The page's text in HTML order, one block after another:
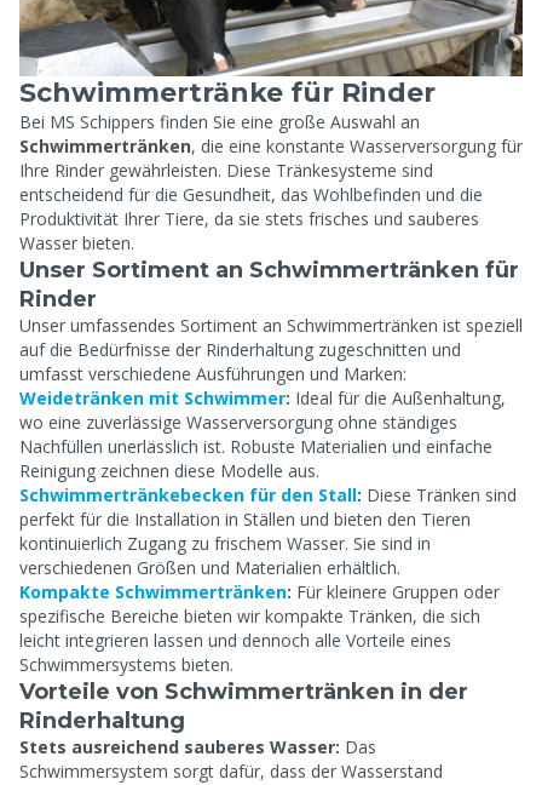
Schwimmertränke für Rinder
Bei MS Schippers finden Sie eine große Auswahl an
Schwimmertränken, die eine konstante Wasserversorgung für
Ihre Rinder gewährleisten. Diese Tränkesysteme sind
entscheidend für die Gesundheit, das Wohlbefinden und die
Produktivität Ihrer Tiere, da sie stets frisches und sauberes
Wasser bieten.
Unser Sortiment an Schwimmertränken für
Rinder
Unser umfassendes Sortiment an Schwimmertränken ist speziell
auf die Bedürfnisse der Rinderhaltung zugeschnitten und
umfasst verschiedene Ausführungen und Marken:
Weidetränken mit Schwimmer: Ideal für die Außenhaltung,
wo eine zuverlässige Wasserversorgung ohne ständiges
Nachfüllen unerlässlich ist. Robuste Materialien und einfache
Reinigung zeichnen diese Modelle aus.
Schwimmertränkebecken für den Stall: Diese Tränken sind
perfekt für die Installation in Ställen und bieten den Tieren
kontinuierlich Zugang zu frischem Wasser. Sie sind in
verschiedenen Größen und Materialien erhältlich.
Kompakte Schwimmertränken: Für kleinere Gruppen oder
spezifische Bereiche bieten wir kompakte Tränken, die sich
leicht integrieren lassen und dennoch alle Vorteile eines
Schwimmersystems bieten.
Vorteile von Schwimmertränken in der
Rinderhaltung
Stets ausreichend sauberes Wasser: Das
Schwimmersystem sorgt dafür, dass der Wasserstand